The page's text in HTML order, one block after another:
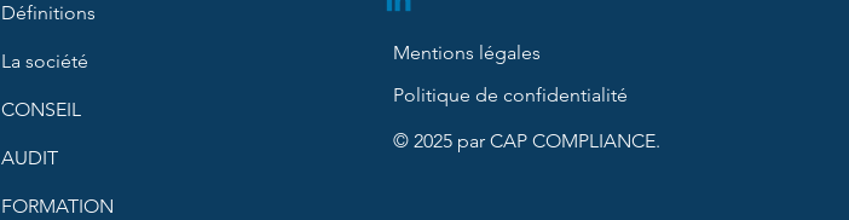
Définitions
La société
CONSEIL
AUDIT
FORMATION
Mentions légales
Politique de confidentialité
© 2025 par CAP COMPLIANCE.